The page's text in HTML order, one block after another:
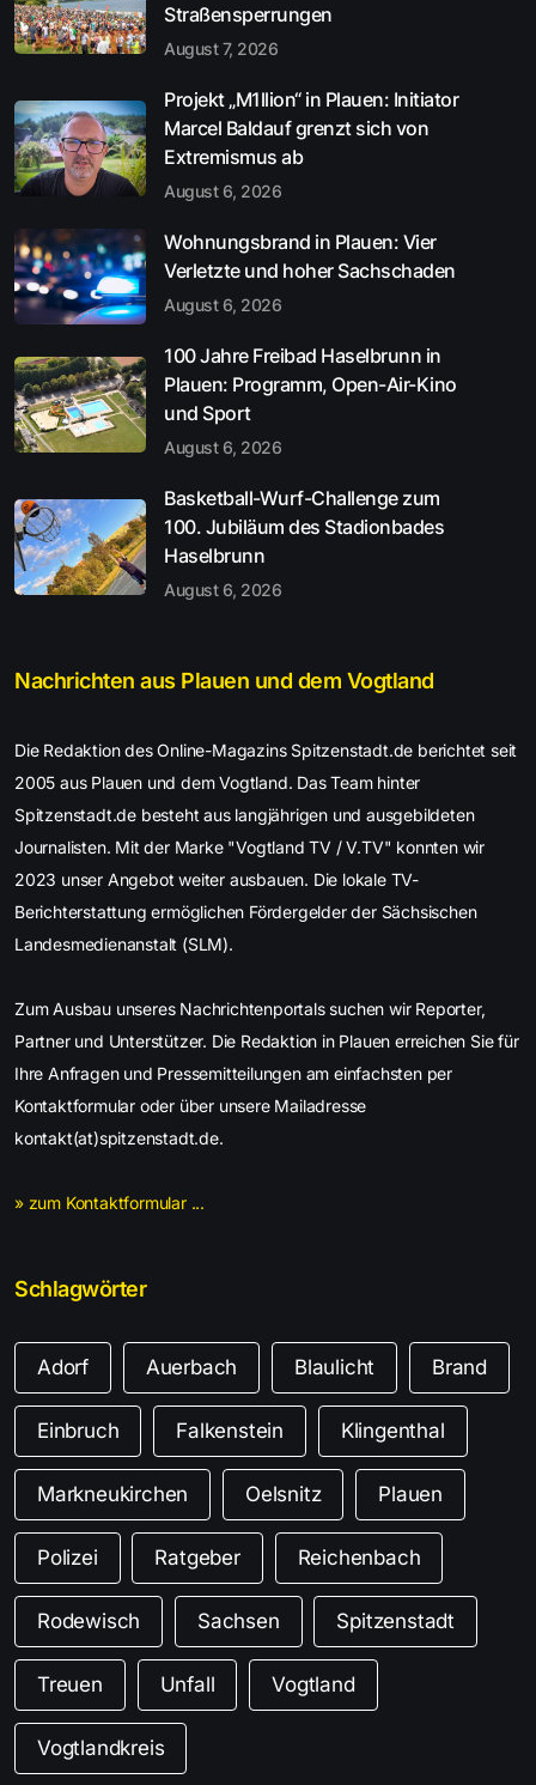
Straßensperrungen
August 7, 2026
Projekt „M1llion“ in Plauen: Initiator
Marcel Baldauf grenzt sich von
Extremismus ab
August 6, 2026
Wohnungsbrand in Plauen: Vier
Verletzte und hoher Sachschaden
August 6, 2026
100 Jahre Freibad Haselbrunn in
Plauen: Programm, Open-Air-Kino
und Sport
August 6, 2026
Basketball-Wurf-Challenge zum
100. Jubiläum des Stadionbades
Haselbrunn
August 6, 2026
Nachrichten aus Plauen und dem Vogtland
Die Redaktion des Online-Magazins Spitzenstadt.de berichtet seit
2005 aus Plauen und dem Vogtland. Das Team hinter
Spitzenstadt.de besteht aus langjährigen und ausgebildeten
Journalisten. Mit der Marke "Vogtland TV / V.TV" konnten wir
2023 unser Angebot weiter ausbauen. Die lokale TV-
Berichterstattung ermöglichen Fördergelder der Sächsischen
Landesmedienanstalt (SLM).
Zum Ausbau unseres Nachrichtenportals suchen wir Reporter,
Partner und Unterstützer. Die Redaktion in Plauen erreichen Sie für
Ihre Anfragen und Pressemitteilungen am einfachsten per
Kontaktformular oder über unsere Mailadresse
kontakt(at)spitzenstadt.de.
» zum Kontaktformular ...
Schlagwörter
Adorf Auerbach Blaulicht Brand
Einbruch Falkenstein Klingenthal
Markneukirchen Oelsnitz Plauen
Polizei Ratgeber Reichenbach
Rodewisch Sachsen Spitzenstadt
Treuen Unfall Vogtland
Vogtlandkreis